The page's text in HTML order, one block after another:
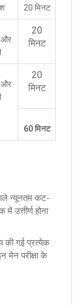
20 मिनट
और
20
मिनट
और
20
मिनट
60 मिनट
वाले न्यूनतम कट-
उत्तीर्ण होना
की गई प्रत्येक
मेन परीक्षा के